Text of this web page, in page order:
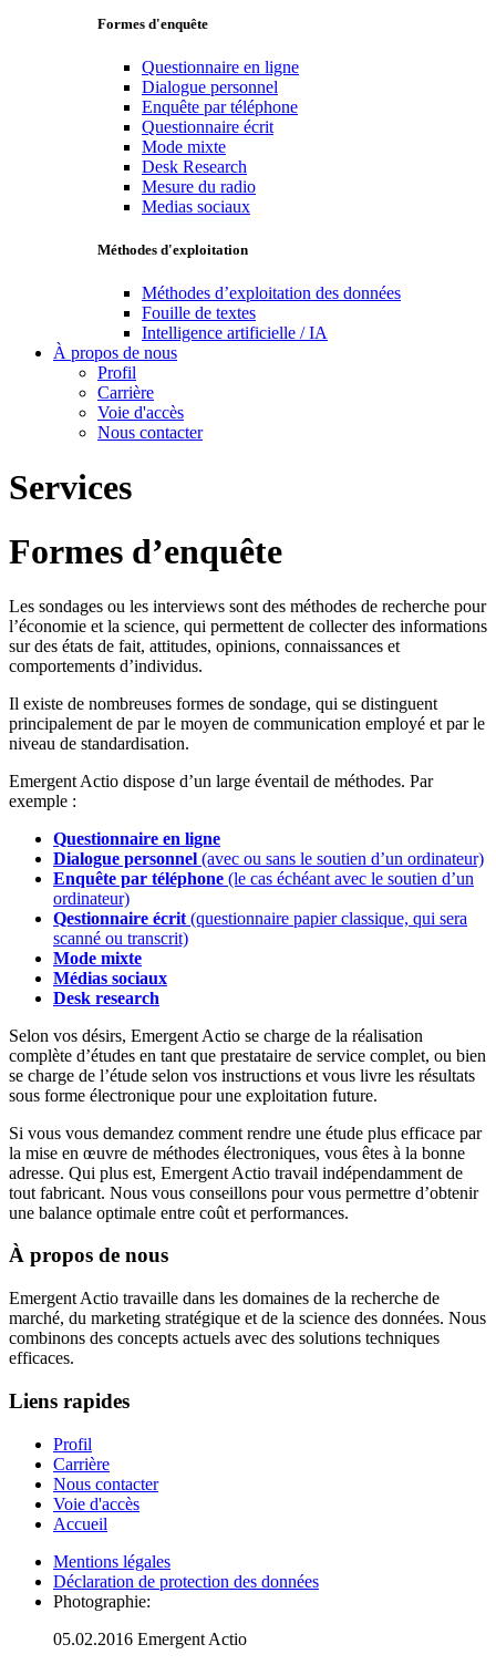
Formes d'enquête
Questionnaire en ligne
Dialogue personnel
Enquête par téléphone
Questionnaire écrit
Mode mixte
Desk Research
Mesure du radio
Medias sociaux
Méthodes d'exploitation
Méthodes d’exploitation des données
Fouille de textes
Intelligence artificielle / IA
À propos de nous
Profil
Carrière
Voie d'accès
Nous contacter
Services
Formes d’enquête
Les sondages ou les interviews sont des méthodes de recherche pour
l’économie et la science, qui permettent de collecter des informations
sur des états de fait, attitudes, opinions, connaissances et
comportements d’individus.
Il existe de nombreuses formes de sondage, qui se distinguent
principalement de par le moyen de communication employé et par le
niveau de standardisation.
Emergent Actio dispose d’un large éventail de méthodes. Par
exemple :
Questionnaire en ligne
Dialogue personnel (avec ou sans le soutien d’un ordinateur)
Enquête par téléphone (le cas échéant avec le soutien d’un
ordinateur)
Qestionnaire écrit (questionnaire papier classique, qui sera
scanné ou transcrit)
Mode mixte
Médias sociaux
Desk research
Selon vos désirs, Emergent Actio se charge de la réalisation
complète d’études en tant que prestataire de service complet, ou bien
se charge de l’étude selon vos instructions et vous livre les résultats
sous forme électronique pour une exploitation future.
Si vous vous demandez comment rendre une étude plus efficace par
la mise en œuvre de méthodes électroniques, vous êtes à la bonne
adresse. Qui plus est, Emergent Actio travail indépendamment de
tout fabricant. Nous vous conseillons pour vous permettre d’obtenir
une balance optimale entre coût et performances.
À propos de nous
Emergent Actio travaille dans les domaines de la recherche de
marché, du marketing stratégique et de la science des données. Nous
combinons des concepts actuels avec des solutions techniques
efficaces.
Liens rapides
Profil
Carrière
Nous contacter
Voie d'accès
Accueil
Mentions légales
Déclaration de protection des données
Photographie:
05.02.2016 Emergent Actio